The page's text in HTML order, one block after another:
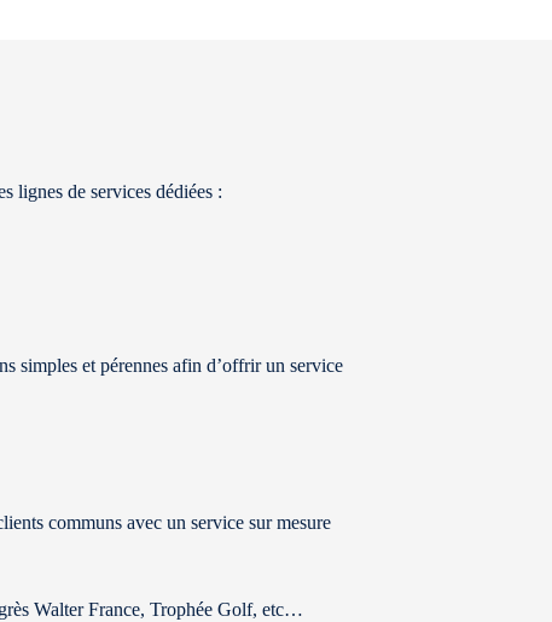
lignes de services dédiées :
simples et pérennes afin d’offrir un service
communs avec un service sur mesure
Walter France, Trophée Golf, etc…